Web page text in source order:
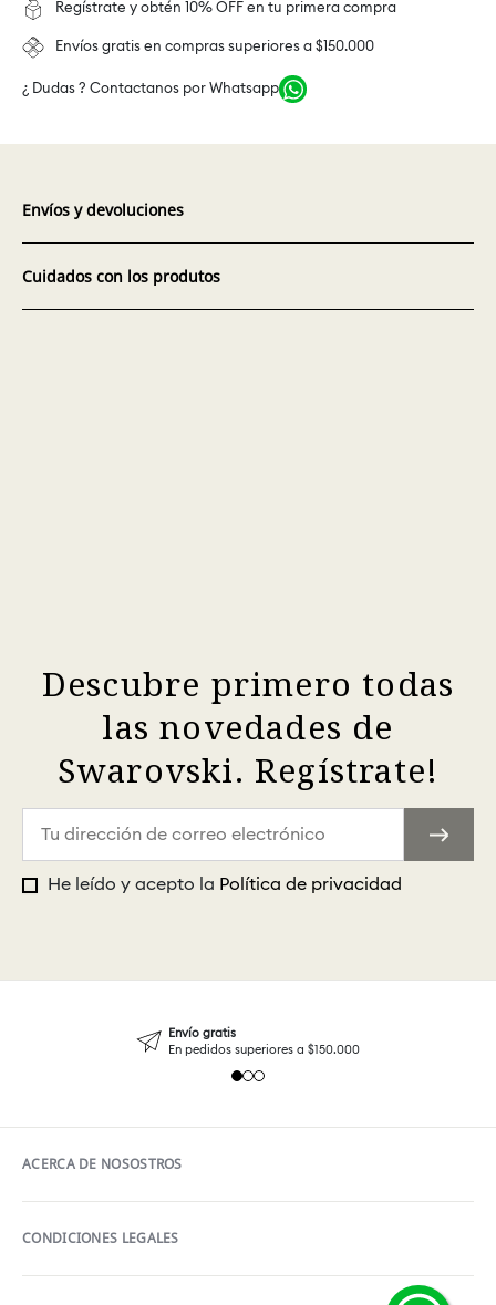
Regístrate y obtén 10% OFF en tu primera compra
Envíos gratis en compras superiores a $150.000
¿ Dudas ? Contactanos por Whatsapp
Envíos y devoluciones
Cuidados con los produtos
Descubre primero todas
las novedades de
Swarovski. Regístrate!
He leído y acepto la Política de privacidad
Envío gratis
En pedidos superiores a $150.000
ACERCA DE NOSOSTROS
CONDICIONES LEGALES